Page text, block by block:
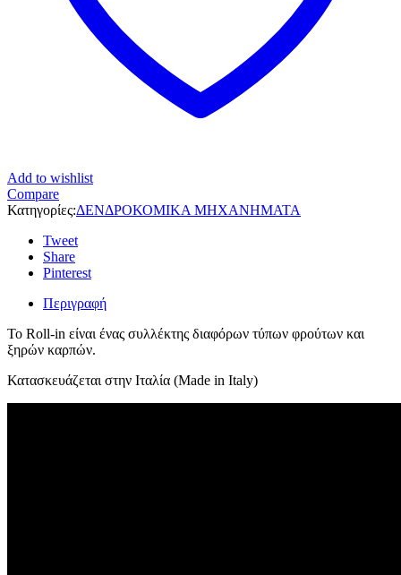
Add to wishlist
Compare
Κατηγορίες:ΔΕΝΔΡΟΚΟΜΙΚΑ ΜΗΧΑΝΗΜΑΤΑ
Tweet
Share
Pinterest
Περιγραφή
Το Roll-in είναι ένας συλλέκτης διαφόρων τύπων φρούτων και
ξηρών καρπών.
Κατασκευάζεται στην Ιταλία (Made in Italy)